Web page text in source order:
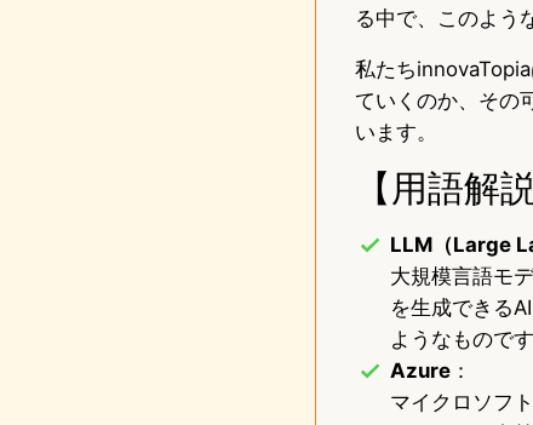
る中で、このよう
私たち
ていくのか、その
います。
【用語解説
LLM（Large
大規模言語モ
を生成できる
ようなものです
Azure ：
マイクロソフ